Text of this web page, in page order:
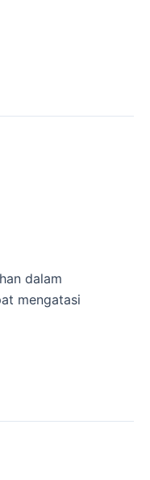
dalam
mengatasi